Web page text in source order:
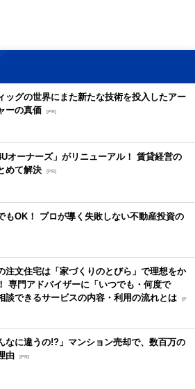
ッグの世界にまた新たな技術を投入したアー
ーの真価 [PR]
オーナーズ」がリニューアル！ 賃貸経営の
めて解決 [PR]
もOK！ プロが導く失敗しない不動産投資の
注文住宅は「家づくりのとびら」で理想をか
専門アドバイザーに「いつでも・何度で
談できるサービスの内容・利用の流れとは [P
なに違うの!?」マンション売却で、数百万の
由 [PR]